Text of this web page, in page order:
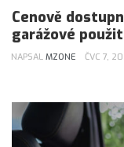
Cenově
garážové
NAPSAL MZONE ČVC 7,